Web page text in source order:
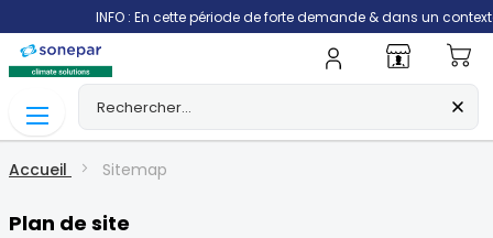
INFO : En cette période de forte demande & dans un contexte
Accueil Sitemap
Plan de site